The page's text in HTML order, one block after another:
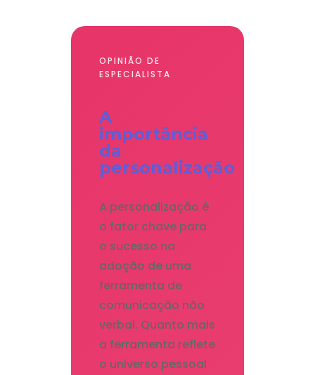
OPINIÃO DE
ESPECIALISTA
A
importância
da
personalização
A personalização é
o fator chave para
o sucesso na
adoção de uma
ferramenta de
comunicação não
verbal. Quanto mais
a ferramenta reflete
o universo pessoal